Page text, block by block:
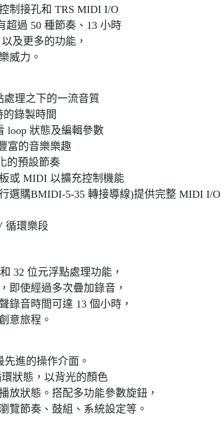
制接孔和 TRS MIDI I/O
超過 50 種節奏、13 小時
及更多的功能，
威力。
處理之下的一流音質
的錄製時間
loop 狀態及編輯參數
富的音樂樂趣
的預設節奏
或 MIDI 以擴充控制機能
選購BMIDI-5-35 轉接導線)提供完整 MIDI I/O
循環樂段
32 位元浮點處理功能，
即使經過多次疊加錄音，
錄音時間可達 13 個小時，
意旅程。
先進的操作介面。
狀態，以背光的顏色
放狀態。搭配多功能參數旋鈕，
覽節奏、鼓組、系統設定等。